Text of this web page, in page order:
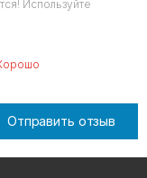
Используйте
Отправить отзыв